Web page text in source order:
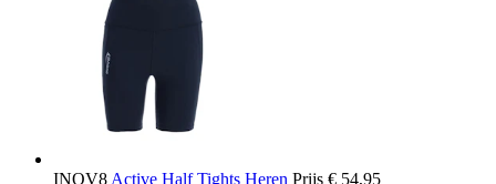
INOV8 Active Half Tights Heren Prijs € 54,95